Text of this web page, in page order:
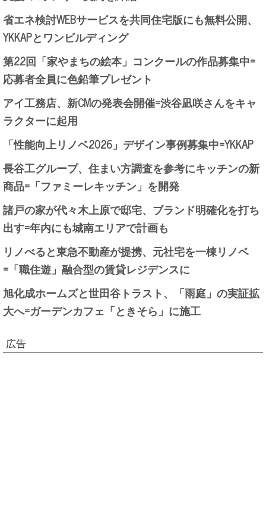
省エネ検討WEBサービスを共同住宅版にも無料公開、
YKKAPとワンビルディング
第22回「家やまちの絵本」コンクールの作品募集中=
応募者全員に色鉛筆プレゼント
アイ工務店、新CMの発表会開催=渋谷凪咲さんをキャ
ラクターに起用
「性能向上リノベ2026」デザイン事例募集中=YKKAP
長谷工グループ、住まい方調査を参考にキッチンの新
商品=「ファミーレキッチン」を開発
諸戸の家が代々木上原で邸宅、ブランド明確化を打ち
出す=年内にも城南エリアで計画も
リノべると東急不動産が提携、元社宅を一棟リノベ
=「職住遊」融合型の賃貸レジデンスに
旭化成ホームズと世田谷トラスト、「雨庭」の実証拡
大へ=ガーデンカフェ「ときそら」に施工
広告